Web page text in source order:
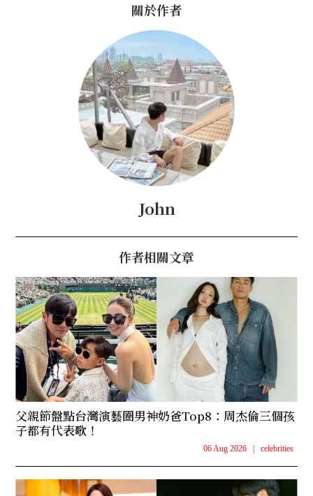
關於作者
John
作者相關文章
父親節盤點台灣演藝圈男神奶爸Top8：周杰倫三個孩
子都有代表歌！
06 Aug 2026 | celebrities